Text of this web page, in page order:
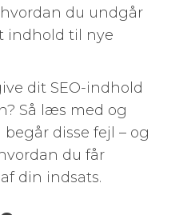
du undgår
indhold til nye
dit SEO-indhold
Så læs med og
begår disse fejl – og
du får
din indsats.